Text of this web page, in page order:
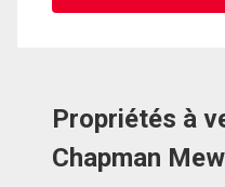
Propriétés à
Chapman